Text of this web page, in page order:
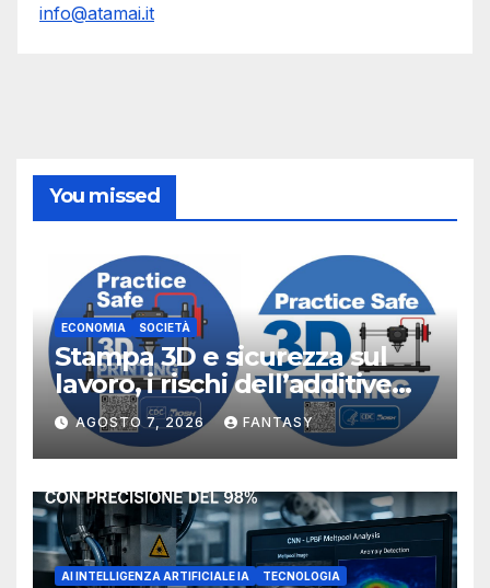
info@atamai.it
You missed
ECONOMIA SOCIETÀ
Stampa 3D e sicurezza sul
lavoro, i rischi dell’additive
manufacturing secondo
NIOSH
AGOSTO 7, 2026 FANTASY
AI INTELLIGENZA ARTIFICIALE IA TECNOLOGIA